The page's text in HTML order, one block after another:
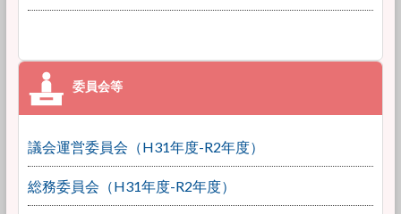
議会運営委員会（H31年度-R2年度）
総務委員会（H31年度-R2年度）